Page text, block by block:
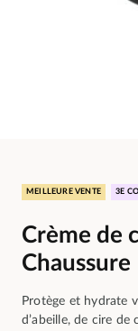
MEILLEURE VENTE 3E
Crème de
Chaussure
Protège et hydrate
d’abeille, de cire